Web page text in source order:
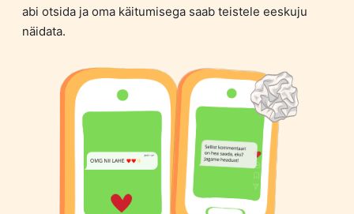
abi otsida ja oma käitumisega saab teistele eeskuju
näidata.